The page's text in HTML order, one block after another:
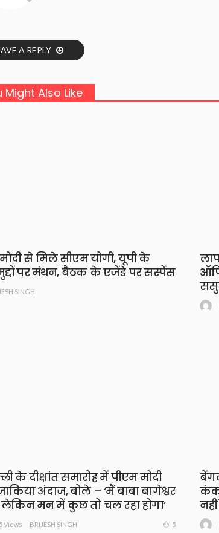
A REPLY
Might Also Like
से मिले सीएम योगी, यूपी के
पर मंथन, बैठक के एजेंडे पर सस्पेंस
SINGH
के दीक्षांत समारोह में पीएम मोदी
अंदाज, बोले – ‘मैं बाबा बागेश्वर
लेकिन मन में कुछ तो चल रहा होगा’
5 Views BRIJESH SINGH 5